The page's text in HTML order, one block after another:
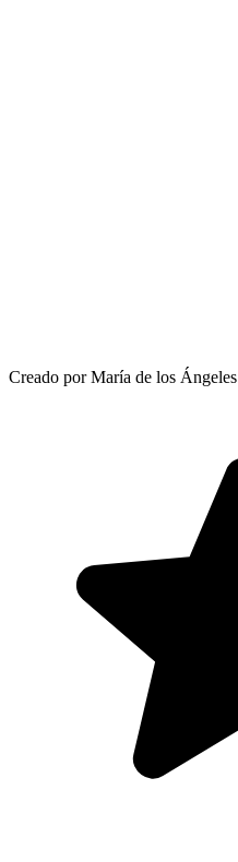
Creado por María de los Ángeles